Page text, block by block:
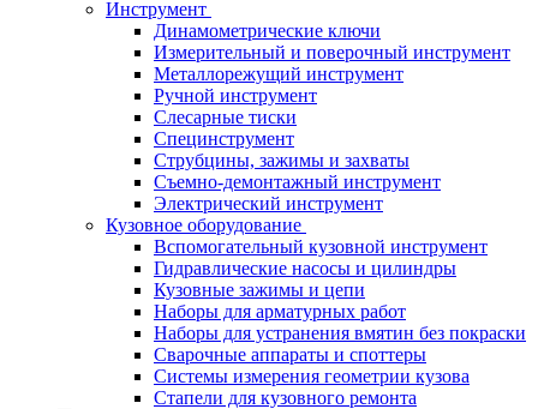
Инструмент
Динамометрические ключи
Измерительный и поверочный инструмент
Металлорежущий инструмент
Ручной инструмент
Слесарные тиски
Специнструмент
Струбцины, зажимы и захваты
Съемно-демонтажный инструмент
Электрический инструмент
Кузовное оборудование
Вспомогательный кузовной инструмент
Гидравлические насосы и цилиндры
Кузовные зажимы и цепи
Наборы для арматурных работ
Наборы для устранения вмятин без покраски
Сварочные аппараты и споттеры
Системы измерения геометрии кузова
Стапели для кузовного ремонта